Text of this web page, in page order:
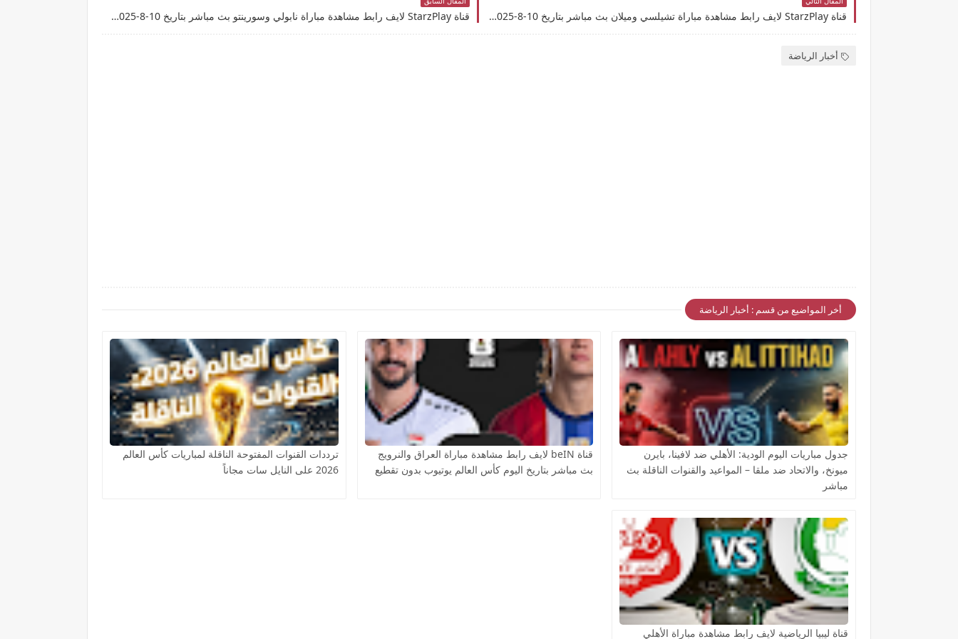
قناة StarzPlay لايف رابط مشاهدة مباراة تشيلسي وميلان بث مباشر بتاريخ 10-8-2025 الاستعدادات الودية للموسم الجديد يوتيوب بدون تقطيع قناة StarzPlay لايف رابط مشاهدة مباراة نابولي وسورينتو بث مباشر بتاريخ 10-8-2025 الاستعدادات الودية للموسم الجديد يوتيوب بدون تقطيع
أخبار الرياضة
أخر المواضيع من قسم : أخبار الرياضة
جدول مباريات اليوم الودية: الأهلي ضد لافينا، بايرن
ميونخ، والاتحاد ضد ملقا – المواعيد والقنوات الناقلة بث
مباشر
قناة beIN لايف رابط مشاهدة مباراة العراق والنرويج
بث مباشر بتاريخ اليوم كأس العالم يوتيوب بدون تقطيع
ترددات القنوات المفتوحة الناقلة لمباريات كأس العالم
2026 على النايل سات مجاناً
قناة ليبيا الرياضية لايف رابط مشاهدة مباراة الأهلي